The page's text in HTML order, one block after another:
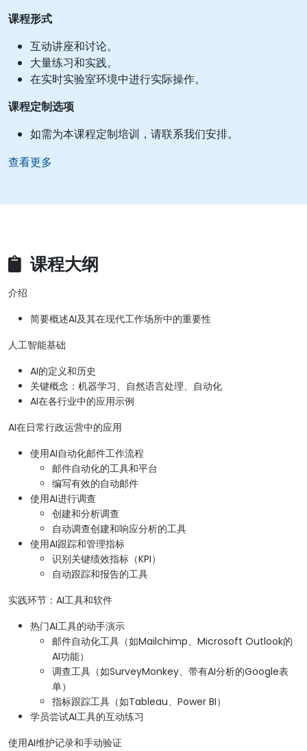
课程形式
互动讲座和讨论。
大量练习和实践。
在实时实验室环境中进行实际操作。
课程定制选项
如需为本课程定制培训，请联系我们安排。
查看更多
课程大纲
介绍
简要概述AI及其在现代工作场所中的重要性
人工智能基础
AI的定义和历史
关键概念：机器学习、自然语言处理、自动化
AI在各行业中的应用示例
AI在日常行政运营中的应用
使用AI自动化邮件工作流程
邮件自动化的工具和平台
编写有效的自动邮件
使用AI进行调查
创建和分析调查
自动调查创建和响应分析的工具
使用AI跟踪和管理指标
识别关键绩效指标（KPI）
自动跟踪和报告的工具
实践环节：AI工具和软件
热门AI工具的动手演示
邮件自动化工具（如Mailchimp、Microsoft Outlook的
AI功能）
调查工具（如SurveyMonkey、带有AI分析的Google表
单）
指标跟踪工具（如Tableau、Power BI）
学员尝试AI工具的互动练习
使用AI维护记录和手动验证